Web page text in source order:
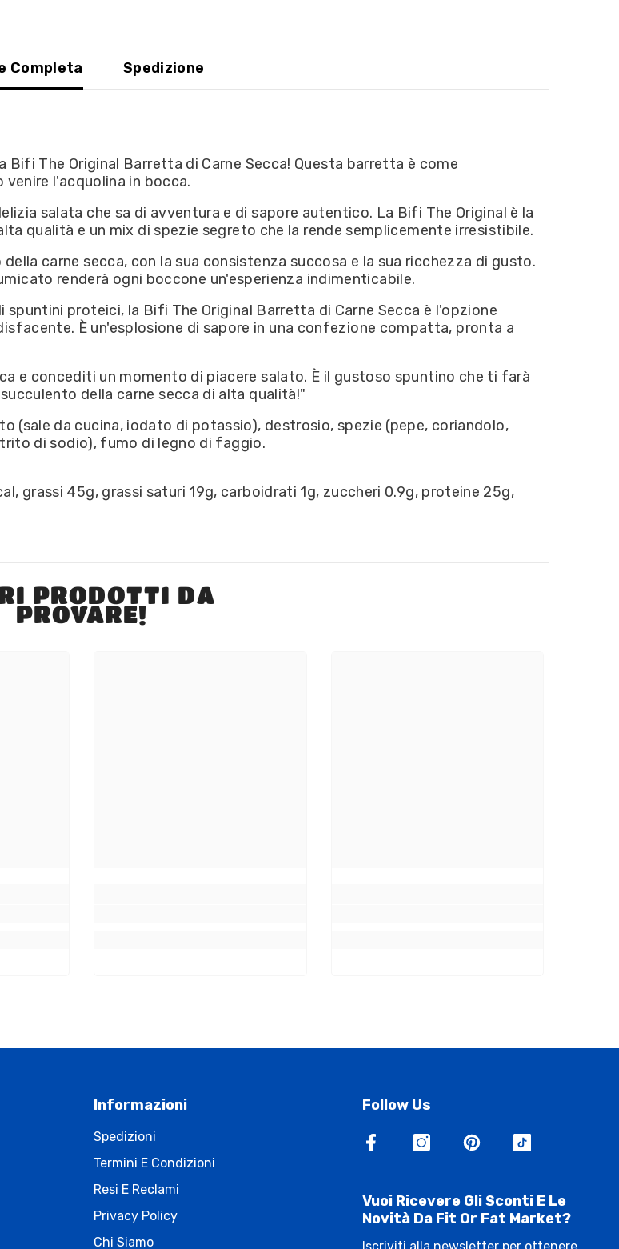
Completa Spedizione
The Original Barretta di Carne Secca! Questa barretta è come
l'acquolina in bocca.
salata che sa di avventura e di sapore autentico. La Bifi The Original è la
qualità e un mix di spezie segreto che la rende semplicemente irresistibile.
carne secca, con la sua consistenza succosa e la sua ricchezza di gusto.
renderà ogni boccone un'esperienza indimenticabile.
proteici, la Bifi The Original Barretta di Carne Secca è l'opzione
È un'esplosione di sapore in una confezione compatta, pronta a
e concediti un momento di piacere salato. È il gustoso spuntino che ti farà
della carne secca di alta qualità!"
(sale da cucina, iodato di potassio), destrosio, spezie (pepe, coriandolo,
di sodio), fumo di legno di faggio.
grassi 45g, grassi saturi 19g, carboidrati 1g, zuccheri 0.9g, proteine 25g,
PRODOTTI DA
PROVARE!
Informazioni
Spedizioni
Termini E Condizioni
Resi E Reclami
Privacy Policy
Chi Siamo
Follow Us
Vuoi Ricevere Gli Sconti E Le
Novità Da Fit Or Fat Market?